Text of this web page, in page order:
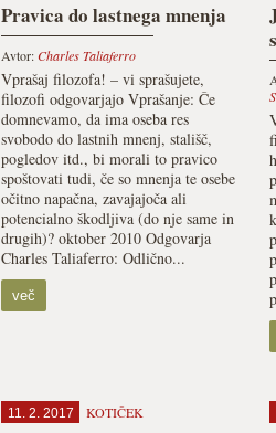
Pravica do lastnega mnenja
Avtor:Charles Taliaferro
Vprašaj filozofa! – vi sprašujete,
filozofi odgovarjajo Vprašanje: Če
domnevamo, da ima oseba res
svobodo do lastnih mnenj, stališč,
pogledov itd., bi morali to pravico
spoštovati tudi, če so mnenja te osebe
očitno napačna, zavajajoča ali
potencialno škodljiva (do nje same in
drugih)? oktober 2010 Odgovarja
Charles Taliaferro: Odlično...
več
11. 2. 2017 KOTIČEK